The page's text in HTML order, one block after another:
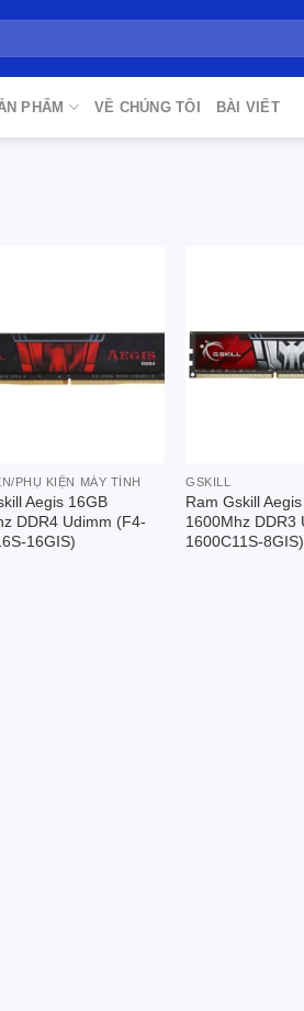
PHẨM VỀ CHÚNG TÔI BÀI VIẾT
PHỤ KIỆN MÁY TÍNH
Aegis 16GB
DDR4 Udimm (F4-
16GIS)
GSKILL
Ram Gskill
1600Mhz DDR3
1600C11S-8GIS)